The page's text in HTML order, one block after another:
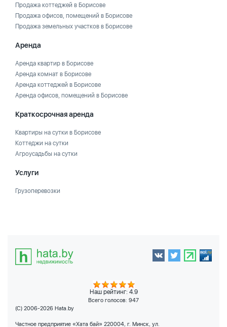
Продажа коттеджей в Борисове
Продажа офисов, помещений в Борисове
Продажа земельных участков в Борисове
Аренда
Аренда квартир в Борисове
Аренда комнат в Борисове
Аренда коттеджей в Борисове
Аренда офисов, помещений в Борисове
Краткосрочная аренда
Квартиры на сутки в Борисове
Коттеджи на сутки
Агроусадьбы на сутки
Услуги
Грузоперевозки
Наш рейтинг: 4.9
Всего голосов: 947
(C) 2006-2026 Hata.by
Частное предприятие «Хата бай» 220004, г. Минск, ул.